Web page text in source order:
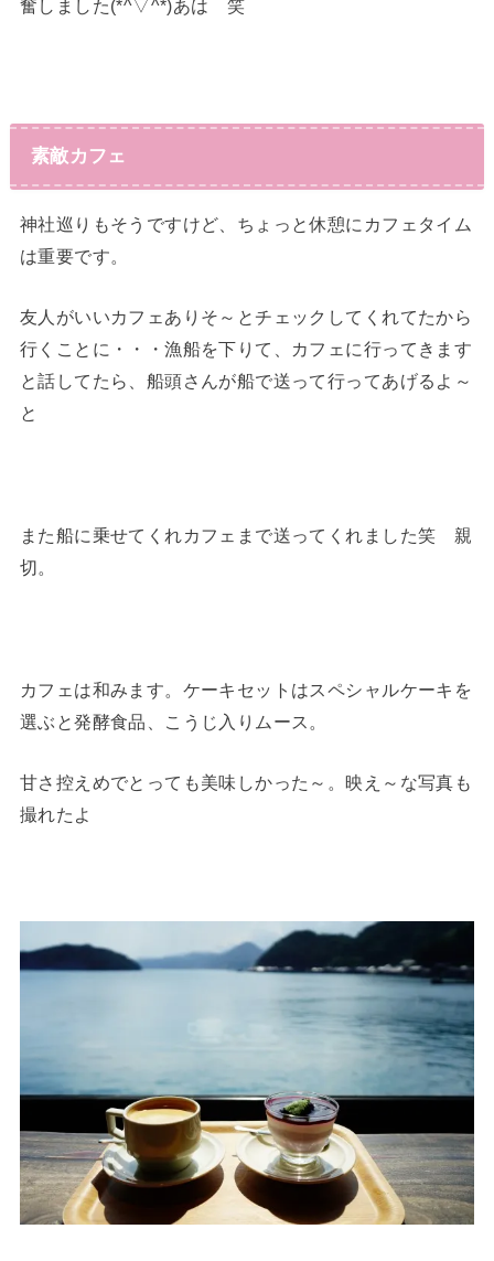
奮しました(*^▽^*)あは 笑
素敵カフェ
神社巡りもそうですけど、ちょっと休憩にカフェタイム
は重要です。
友人がいいカフェありそ～とチェックしてくれてたから
行くことに・・・漁船を下りて、カフェに行ってきます
と話してたら、船頭さんが船で送って行ってあげるよ～
と
また船に乗せてくれカフェまで送ってくれました笑 親
切。
カフェは和みます。ケーキセットはスペシャルケーキを
選ぶと発酵食品、こうじ入りムース。
甘さ控えめでとっても美味しかった～。映え～な写真も
撮れたよ